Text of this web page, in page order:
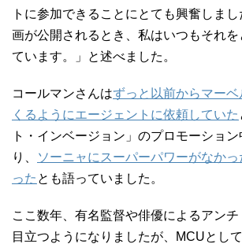
トに参加できることにとても興奮しま
画が公開されるとき、私はいつもそれを
ています。」と述べました。
コールマンさんはずっと以前からマー
くるようにエージェントに依頼していた
ト・インベージョン」のプロモーショ
り、
ソーニャにスーパーパワーがなか
った とも語っていました。
ここ数年、有名監督や俳優によるアン
目立つようになりましたが、MCUとし